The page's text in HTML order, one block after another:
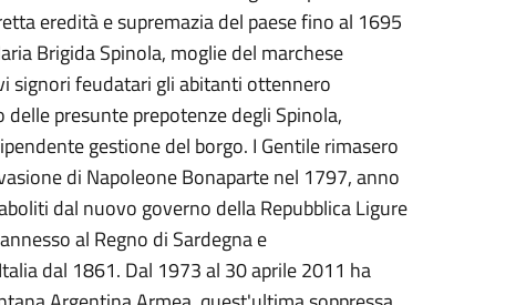
eredità e supremazia del paese fino al 1695
Brigida Spinola, moglie del marchese
signori feudatari gli abitanti ottennero
presunte prepotenze degli Spinola,
gestione del borgo. I Gentile rimasero
di Napoleone Bonaparte nel 1797, anno
dal nuovo governo della Repubblica Ligure
al Regno di Sardegna e
dal 1861. Dal 1973 al 30 aprile 2011 ha